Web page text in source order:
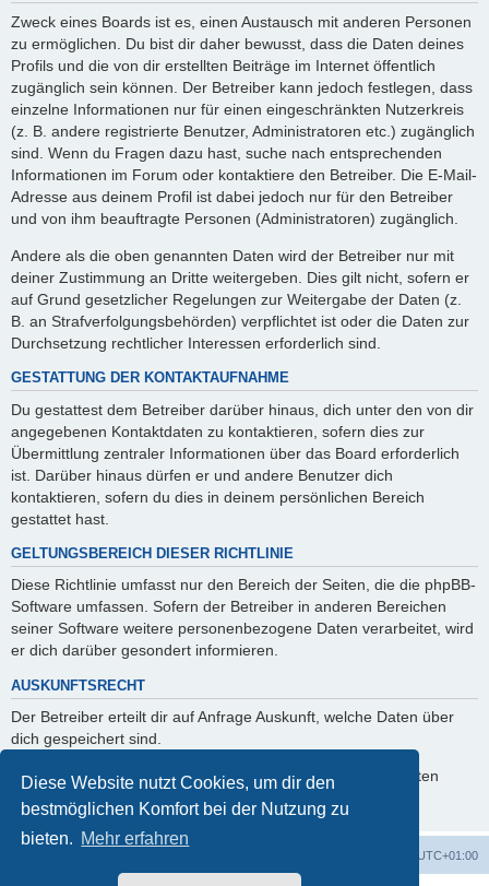
Diese Website nutzt Cookies, um dir den
bestmöglichen Komfort bei der Nutzung zu
bieten. Mehr erfahren
Zweck eines Boards ist es, einen Austausch mit anderen Personen
zu ermöglichen. Du bist dir daher bewusst, dass die Daten deines
Profils und die von dir erstellten Beiträge im Internet öffentlich
zugänglich sein können. Der Betreiber kann jedoch festlegen, dass
einzelne Informationen nur für einen eingeschränkten Nutzerkreis
(z. B. andere registrierte Benutzer, Administratoren etc.) zugänglich
sind. Wenn du Fragen dazu hast, suche nach entsprechenden
Informationen im Forum oder kontaktiere den Betreiber. Die E-Mail-
Adresse aus deinem Profil ist dabei jedoch nur für den Betreiber
und von ihm beauftragte Personen (Administratoren) zugänglich.
Andere als die oben genannten Daten wird der Betreiber nur mit
deiner Zustimmung an Dritte weitergeben. Dies gilt nicht, sofern er
auf Grund gesetzlicher Regelungen zur Weitergabe der Daten (z.
B. an Strafverfolgungsbehörden) verpflichtet ist oder die Daten zur
Durchsetzung rechtlicher Interessen erforderlich sind.
GESTATTUNG DER KONTAKTAUFNAHME
Du gestattest dem Betreiber darüber hinaus, dich unter den von dir
angegebenen Kontaktdaten zu kontaktieren, sofern dies zur
Übermittlung zentraler Informationen über das Board erforderlich
ist. Darüber hinaus dürfen er und andere Benutzer dich
kontaktieren, sofern du dies in deinem persönlichen Bereich
gestattet hast.
GELTUNGSBEREICH DIESER RICHTLINIE
Diese Richtlinie umfasst nur den Bereich der Seiten, die die phpBB-
Software umfassen. Sofern der Betreiber in anderen Bereichen
seiner Software weitere personenbezogene Daten verarbeitet, wird
er dich darüber gesondert informieren.
AUSKUNFTSRECHT
Der Betreiber erteilt dir auf Anfrage Auskunft, welche Daten über
dich gespeichert sind.
Du kannst jederzeit die Löschung bzw. Sperrung deiner Daten
verlangen. Kontaktiere hierzu bitte den Betreiber.
UTC+01:00